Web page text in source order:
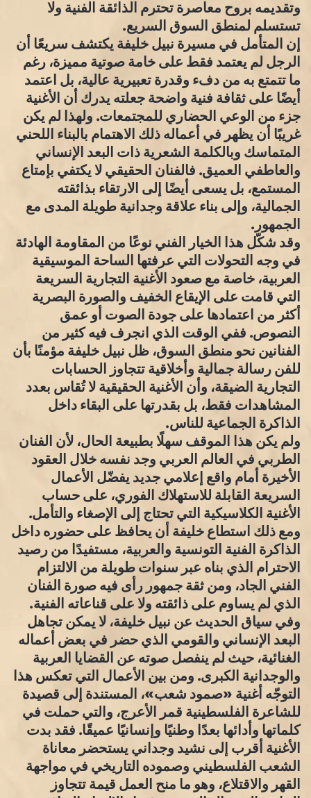
وتقديمه بروح معاصرة تحترم الذائقة الفنية ولا
تستسلم لمنطق السوق السريع.
إن المتأمل في مسيرة نبيل خليفة يكتشف سريعًا أن
الرجل لم يعتمد فقط على خامة صوتية مميزة، رغم
ما تتمتع به من دفء وقدرة تعبيرية عالية، بل اعتمد
أيضًا على ثقافة فنية واضحة جعلته يدرك أن الأغنية
جزء من الوعي الحضاري للمجتمعات. ولهذا لم يكن
غريبًا أن يظهر في أعماله ذلك الاهتمام بالبناء اللحني
المتماسك وبالكلمة الشعرية ذات البعد الإنساني
والعاطفي العميق. فالفنان الحقيقي لا يكتفي بإمتاع
المستمع، بل يسعى أيضًا إلى الارتقاء بذائقته
الجمالية، وإلى بناء علاقة وجدانية طويلة المدى مع
الجمهور.
وقد شكّل هذا الخيار الفني نوعًا من المقاومة الهادئة
في وجه التحولات التي عرفتها الساحة الموسيقية
العربية، خاصة مع صعود الأغنية التجارية السريعة
التي قامت على الإيقاع الخفيف والصورة البصرية
أكثر من اعتمادها على جودة الصوت أو عمق
النصوص. ففي الوقت الذي انجرف فيه كثير من
الفنانين نحو منطق السوق، ظل نبيل خليفة مؤمنًا بأن
للفن رسالة جمالية وأخلاقية تتجاوز الحسابات
التجارية الضيقة، وأن الأغنية الحقيقية لا تُقاس بعدد
المشاهدات فقط، بل بقدرتها على البقاء داخل
الذاكرة الجماعية للناس.
ولم يكن هذا الموقف سهلًا بطبيعة الحال، لأن الفنان
الطربي في العالم العربي وجد نفسه خلال العقود
الأخيرة أمام واقع إعلامي جديد يفضّل الأعمال
السريعة القابلة للاستهلاك الفوري، على حساب
الأغنية الكلاسيكية التي تحتاج إلى الإصغاء والتأمل.
ومع ذلك استطاع خليفة أن يحافظ على حضوره داخل
الذاكرة الفنية التونسية والعربية، مستفيدًا من رصيد
الاحترام الذي بناه عبر سنوات طويلة من الالتزام
الفني الجاد، ومن ثقة جمهور رأى فيه صورة الفنان
الذي لم يساوم على ذائقته ولا على قناعاته الفنية.
وفي سياق الحديث عن نبيل خليفة، لا يمكن تجاهل
البعد الإنساني والقومي الذي حضر في بعض أعماله
الغنائية، حيث لم ينفصل صوته عن القضايا العربية
والوجدانية الكبرى. ومن بين الأعمال التي تعكس هذا
التوجّه أغنية «صمود شعب»، المستندة إلى قصيدة
للشاعرة الفلسطينية قمر الأعرج، والتي حملت في
كلماتها وأدائها بعدًا وطنيًا وإنسانيًا عميقًا. فقد بدت
الأغنية أقرب إلى نشيد وجداني يستحضر معاناة
الشعب الفلسطيني وصموده التاريخي في مواجهة
القهر والاقتلاع، وهو ما منح العمل قيمة تتجاوز